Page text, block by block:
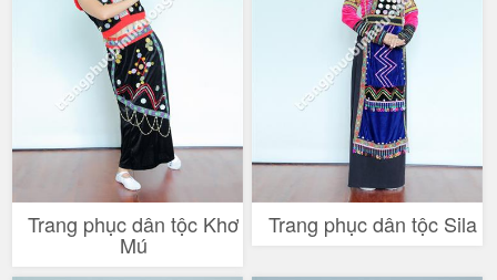
Trang phục dân tộc Khơ
Mú
Trang phục dân tộc Sila